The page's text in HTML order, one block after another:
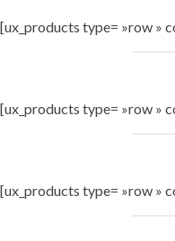
[ux_products type= »row »
[ux_products type= »row »
[ux_products type= »row »